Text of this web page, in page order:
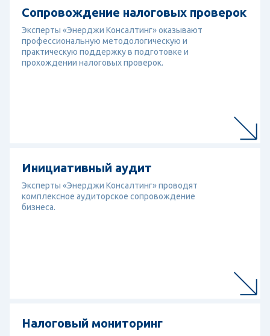
Сопровождение налоговых проверок
Эксперты «Энерджи Консалтинг» оказывают
профессиональную методологическую и
практическую поддержку в подготовке и
прохождении налоговых проверок.
Инициативный аудит
Эксперты «Энерджи Консалтинг» проводят
комплексное аудиторское сопровождение
бизнеса.
Налоговый мониторинг